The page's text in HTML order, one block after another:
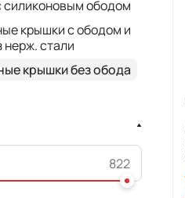
силиконовым ободом
крышки c ободом и
нерж. стали
крышки без обода